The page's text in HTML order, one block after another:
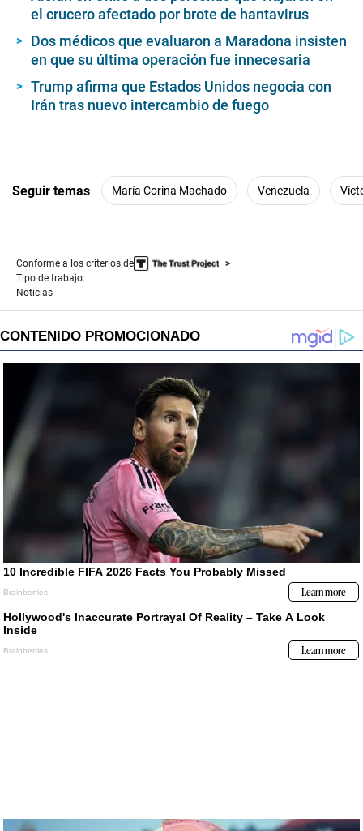
el crucero afectado por brote de hantavirus
Dos médicos que evaluaron a Maradona insisten
en que su última operación fue innecesaria
Trump afirma que Estados Unidos negocia con
Irán tras nuevo intercambio de fuego
Seguir temas María Corina Machado Venezuela
Conforme a los criterios de
Tipo de trabajo:
Noticias